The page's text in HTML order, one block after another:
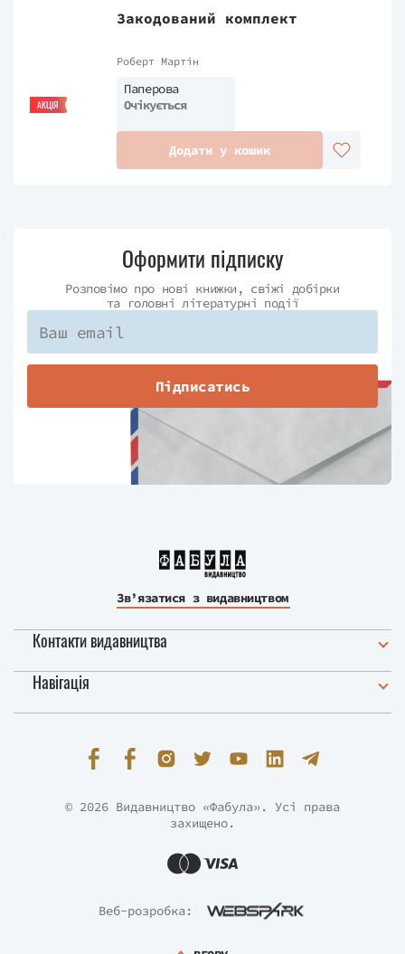
АКЦІЯ
Закодований комплект
Роберт Мартін
Паперова
Очікується
Додати у кошик
Оформити підписку
Розповімо про нові книжки, свіжі добірки
та головні літературні події
Підписатись
Зв’язатися з видавництвом
Контакти видавництва
Навігація
Веб-розробка:
© 2026 Видавництво «Фабула». Усі права
захищено.